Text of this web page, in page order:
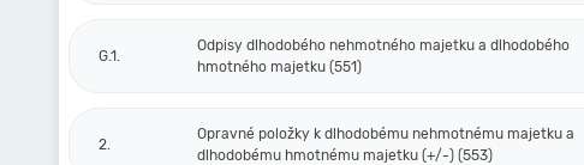
G.1.
Odpisy dlhodobého nehmotného majetku a dlhodobého
hmotného majetku (551)
2.
Opravné položky k dlhodobému nehmotnému majetku a
dlhodobému hmotnému majetku (+/-) (553)